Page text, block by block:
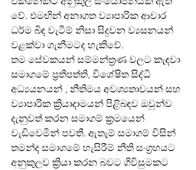
වේ. එමඟින් අනාගත ව්‍යාපාරික ආචාර
ධර්ම බිඳ වැටීම් නිසා සිදුවන ව්‍යසනයන්
වළක්වා ගැනීමටද හැකිවේ.
තම සේවකයන් සම්මන්ත්‍රණ වලට කැඳවා
සමාගමේ ප්‍රතිපත්ති, විශේෂිත සිද්ධි
අධ්‍යයනයන් , නීතිමය අවශ්‍යතාවයන් සහ
ව්‍යාපාරික ක්‍රියාදාමයන් පිළිබඳව ඔවුන්ව
දැනුවත් කරන සමාගම් ක්‍රමයෙන්
වැඩිවෙමින් පවතී. ඇතැම් සමාගම් විසින්
තමන්ද සමාගමේ හැසිරීම් නීති සංග්‍රහයට
අනුකුලව ක්‍රියා කරන බවට ගිවිසුමකට